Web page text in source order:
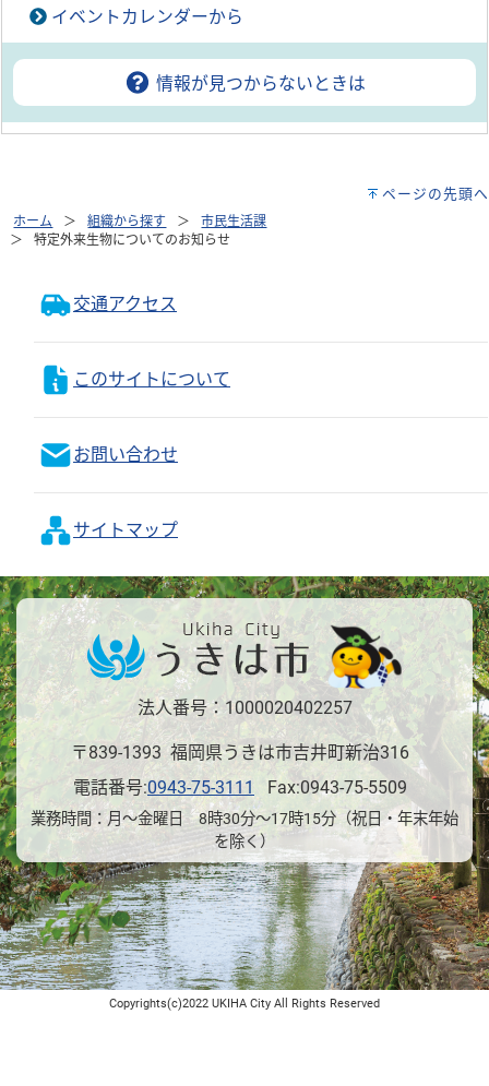
イベントカレンダーから
情報が見つからないときは
ページの先頭へ
ホーム 組織から探す
市民生活課
特定外来生物についてのお知らせ
交通アクセス
このサイトについて
お問い合わせ
サイトマップ
法人番号：1000020402257
〒839-1393 福岡県うきは市吉井町新治316
電話番号:0943-75-3111 Fax:0943-75-5509
業務時間：月～金曜日 8時30分～17時15分（祝日・年末年始
を除く）
Copyrights(c)2022 UKIHA City All Rights Reserved